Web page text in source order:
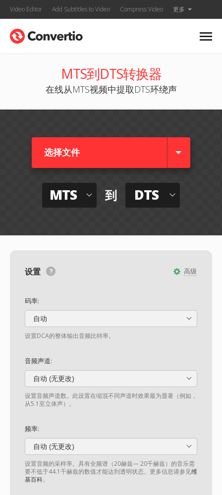
Video Editor Add Subtitles to Video Compress Video 更多
MTS到DTS转换器
在线从MTS视频中提取DTS环绕声
选择文件
MTS 到 DTS
高级
设置
码率:
自动
设置DCA的整体输出音频比特率。
音频声道:
自动 (无更改)
设置音频声道数。此设置在缩混不同声道时效果最为显著（例如，
从5.1至立体声）。
频率:
自动 (无更改)
设置音频的采样率。具有全频谱（20赫兹— 20千赫兹）的音乐需
要不低于44.1千赫兹的数值才能达到透明状态。更多信息请参见维
基百科。